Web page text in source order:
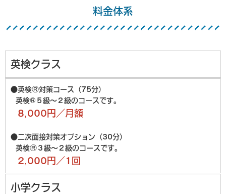
料金体系
英検クラス
●英検Ⓡ対策コース（75分）
英検®５級〜２級のコースです。
8,000円／⽉額
●⼆次⾯接対策オプション（30分）
英検Ⓡ３級〜２級のコースです。
2,000円／1回
小学クラス